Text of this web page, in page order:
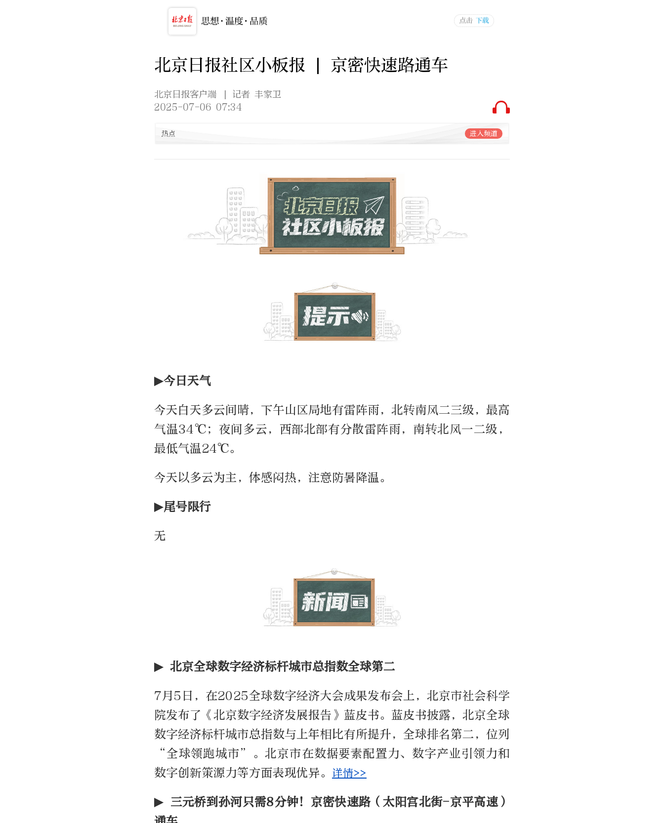
北京日报社区小板报 | 京密快速路通车
北京日报客户端
| 记者 丰家卫
2025-07-06 07:34
热点 进入频道
▶今日天气
今天白天多云间晴，下午山区局地有雷阵雨，北转南风二三级，最高
气温34℃；夜间多云，西部北部有分散雷阵雨，南转北风一二级，
最低气温24℃。
今天以多云为主，体感闷热，注意防暑降温。
▶尾号限行
无
▶ 北京全球数字经济标杆城市总指数全球第二
7月5日，在2025全球数字经济大会成果发布会上，北京市社会科学
院发布了《北京数字经济发展报告》蓝皮书。蓝皮书披露，北京全球
数字经济标杆城市总指数与上年相比有所提升，全球排名第二，位列
“全球领跑城市”。北京市在数据要素配置力、数字产业引领力和
数字创新策源力等方面表现优异。 详情>>
▶ 三元桥到孙河只需8分钟！京密快速路（太阳宫北街-京平高速）